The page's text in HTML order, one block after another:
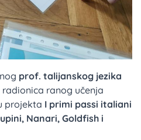
prof. talijanskog jezika
ranog učenja
projekta I primi passi italiani
Nanari, Goldfish i